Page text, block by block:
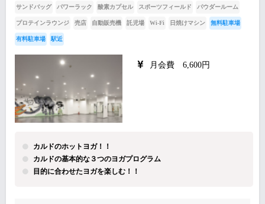
サンドバッグ パワーラック 酸素カプセル スポーツフィールド パウダールーム
プロテインラウンジ 売店 自動販売機 託児場 Wi-Fi 日焼けマシン 無料駐車場
有料駐車場 駅近
月会費 6,600円
カルドのホットヨガ！！
カルドの基本的な３つのヨガプログラム
目的に合わせたヨガを楽しむ！！